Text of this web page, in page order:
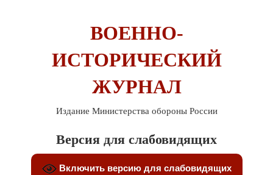
ВОЕННО-
ИСТОРИЧЕСКИЙ
ЖУРНАЛ
Издание Министерства обороны России
Версия для слабовидящих
Включить версию для слабовидящих